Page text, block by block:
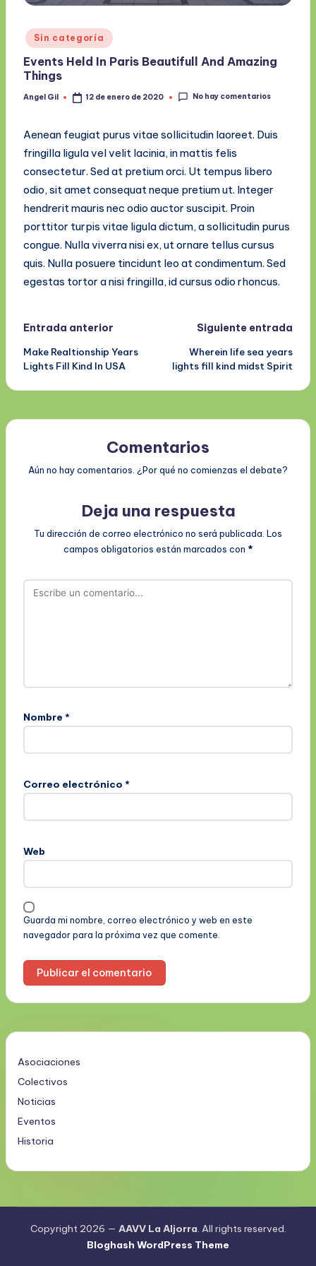
Publicado
en
Sin categoría
Events Held In Paris Beautifull And Amazing
Things
Publicado
Angel Gil 12 de enero de 2020 No hay comentarios
Aenean feugiat purus vitae sollicitudin laoreet. Duis
fringilla ligula vel velit lacinia, in mattis felis
consectetur. Sed at pretium orci. Ut tempus libero
odio, sit amet consequat neque pretium ut. Integer
hendrerit mauris nec odio auctor suscipit. Proin
porttitor turpis vitae ligula dictum, a sollicitudin purus
congue. Nulla viverra nisi ex, ut ornare tellus cursus
quis. Nulla posuere tincidunt leo at condimentum. Sed
egestas tortor a nisi fringilla, id cursus odio rhoncus.
Navegación
de
entradas
Entrada anterior
Make Realtionship Years
Lights Fill Kind In USA
Siguiente entrada
Wherein life sea years
lights fill kind midst Spirit
Comentarios
Aún no hay comentarios. ¿Por qué no comienzas el debate?
Deja una respuesta
Tu dirección de correo electrónico no será publicada. Los
campos obligatorios están marcados con *
Nombre *
Correo electrónico *
Web
Guarda mi nombre, correo electrónico y web en este
navegador para la próxima vez que comente.
Asociaciones
Colectivos
Noticias
Eventos
Historia
Copyright 2026 — AAVV La Aljorra. All rights reserved.
Bloghash WordPress Theme